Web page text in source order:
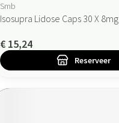
Smb
Isosupra Lidose Caps 30 X 8mg
€ 15,24
Reserveer